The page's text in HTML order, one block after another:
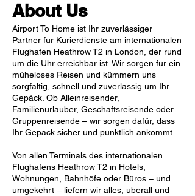
About Us
Airport To Home ist Ihr zuverlässiger
Partner für Kurierdienste am internationalen
Flughafen Heathrow T2 in London, der rund
um die Uhr erreichbar ist. Wir sorgen für ein
müheloses Reisen und kümmern uns
sorgfältig, schnell und zuverlässig um Ihr
Gepäck. Ob Alleinreisender,
Familienurlauber, Geschäftsreisende oder
Gruppenreisende – wir sorgen dafür, dass
Ihr Gepäck sicher und pünktlich ankommt.
Von allen Terminals des internationalen
Flughafens Heathrow T2 in Hotels,
Wohnungen, Bahnhöfe oder Büros – und
umgekehrt – liefern wir alles, überall und